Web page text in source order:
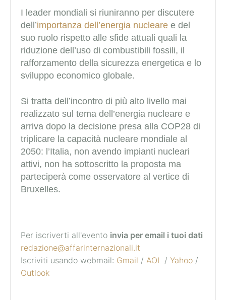
I leader mondiali si riuniranno per discutere
dell’importanza dell’energia nucleare e del
suo ruolo rispetto alle sfide attuali quali la
riduzione dell’uso di combustibili fossili, il
rafforzamento della sicurezza energetica e lo
sviluppo economico globale.
Si tratta dell’incontro di più alto livello mai
realizzato sul tema dell’energia nucleare e
arriva dopo la decisione presa alla COP28 di
triplicare la capacità nucleare mondiale al
2050: l’Italia, non avendo impianti nucleari
attivi, non ha sottoscritto la proposta ma
parteciperà come osservatore al vertice di
Bruxelles.
Per iscriverti all'evento invia per email i tuoi dati
redazione@affarinternazionali.it
Iscriviti usando webmail: Gmail / AOL / Yahoo /
Outlook